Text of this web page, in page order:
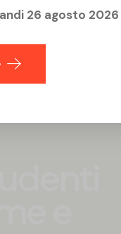
26 agosto 2026